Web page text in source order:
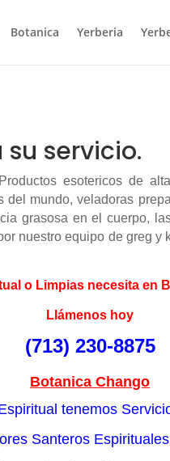
Botanica Yerberia
servicio.
esotericos de
del mundo, veladoras
grasosa en el cuerpo,
nuestro equipo de greg y
o Limpias necesita en
Llámenos hoy
(713) 230-8875
Botanica Chango
tenemos
Santeros